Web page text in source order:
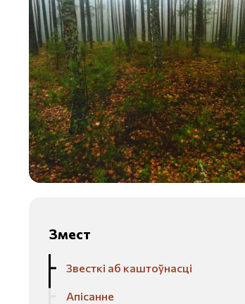
Змест
Звесткі аб каштоўнасці
Апісанне